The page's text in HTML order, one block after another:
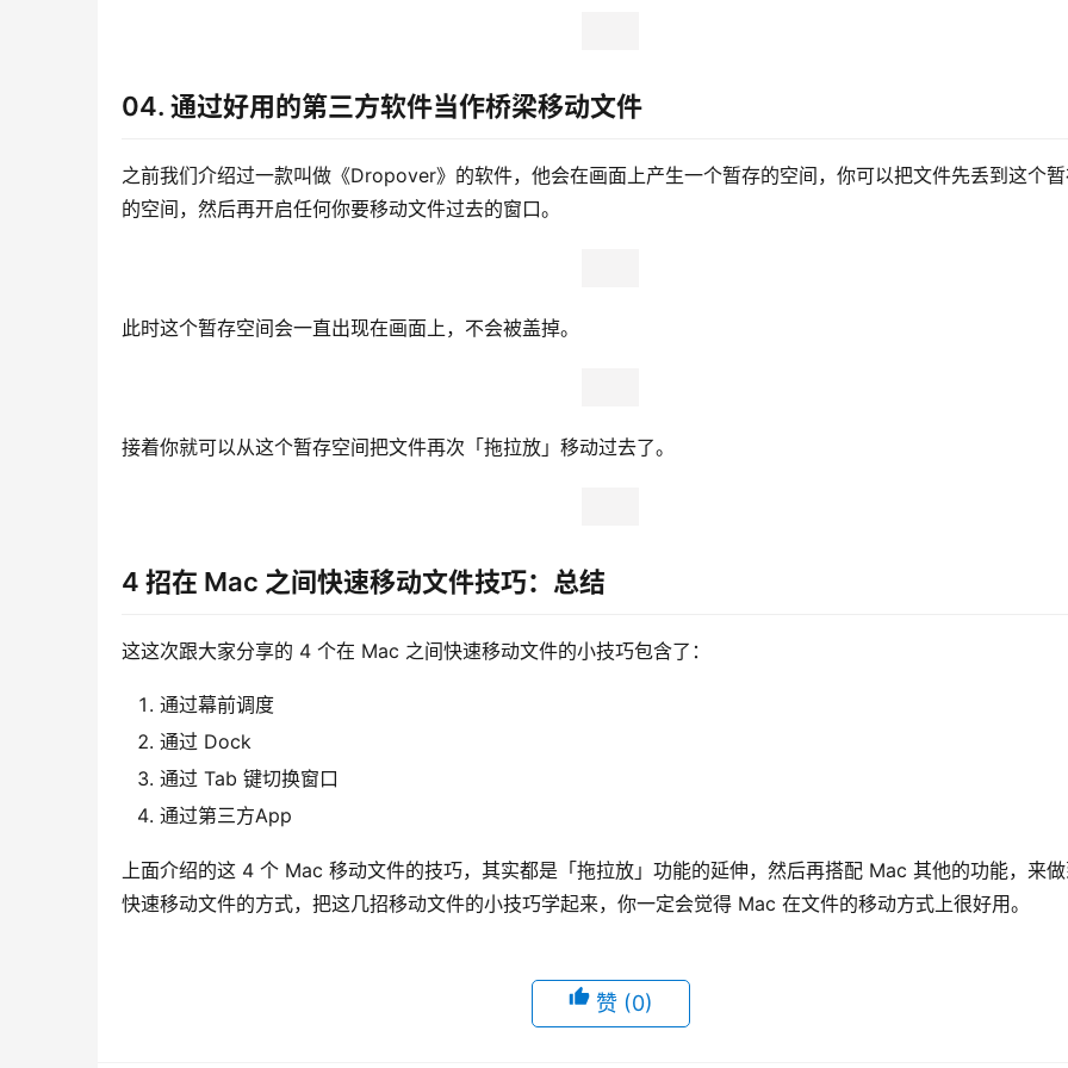
04. 通过好用的第三方软件当作桥梁移动文件
之前我们介绍过一款叫做《Dropover》的软件，他会在画面上产生一个暂存的空间，你可以把文件先丢到这个
的空间，然后再开启任何你要移动文件过去的窗口。
此时这个暂存空间会一直出现在画面上，不会被盖掉。
接着你就可以从这个暂存空间把文件再次「拖拉放」移动过去了。
4 招在 Mac 之间快速移动文件技巧：总结
这这次跟大家分享的 4 个在 Mac 之间快速移动文件的小技巧包含了：
通过幕前调度
通过 Dock
通过 Tab 键切换窗口
通过第三方App
上面介绍的这 4 个 Mac 移动文件的技巧，其实都是「拖拉放」功能的延伸，然后再搭配 Mac 其他的功能，来
快速移动文件的方式，把这几招移动文件的小技巧学起来，你一定会觉得 Mac 在文件的移动方式上很好用。
赞 (0)